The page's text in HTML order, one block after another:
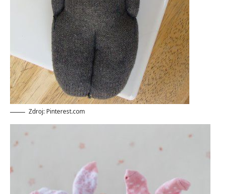
Zdroj: Pinterest.com